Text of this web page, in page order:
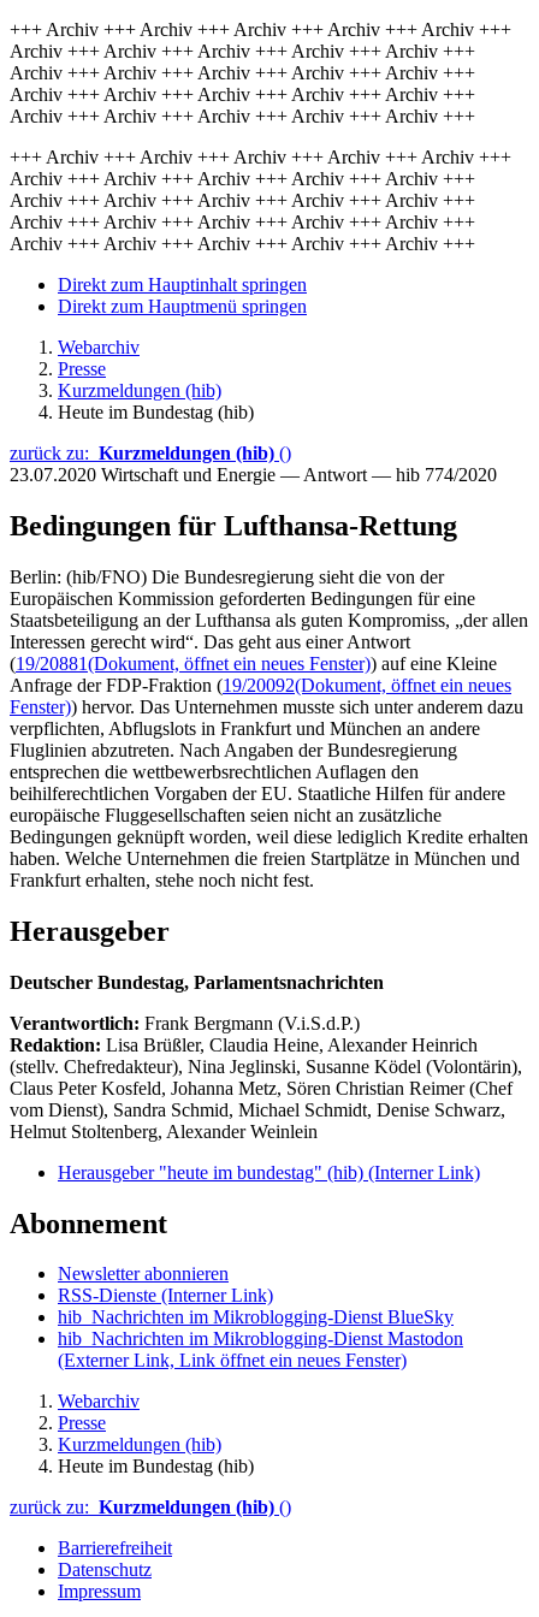
+++ Archiv +++ Archiv +++ Archiv +++ Archiv +++ Archiv +++
Archiv +++ Archiv +++ Archiv +++ Archiv +++ Archiv +++
Archiv +++ Archiv +++ Archiv +++ Archiv +++ Archiv +++
Archiv +++ Archiv +++ Archiv +++ Archiv +++ Archiv +++
Archiv +++ Archiv +++ Archiv +++ Archiv +++ Archiv +++
+++ Archiv +++ Archiv +++ Archiv +++ Archiv +++ Archiv +++
Archiv +++ Archiv +++ Archiv +++ Archiv +++ Archiv +++
Archiv +++ Archiv +++ Archiv +++ Archiv +++ Archiv +++
Archiv +++ Archiv +++ Archiv +++ Archiv +++ Archiv +++
Archiv +++ Archiv +++ Archiv +++ Archiv +++ Archiv +++
Direkt zum Hauptinhalt springen
Direkt zum Hauptmenü springen
Webarchiv
Presse
Kurzmeldungen (hib)
Heute im Bundestag (hib)
zurück zu: Kurzmeldungen (hib) ()
23.07.2020 Wirtschaft und Energie — Antwort — hib 774/2020
Bedingungen für Lufthansa-Rettung
Berlin: (hib/FNO) Die Bundesregierung sieht die von der
Europäischen Kommission geforderten Bedingungen für eine
Staatsbeteiligung an der Lufthansa als guten Kompromiss, „der allen
Interessen gerecht wird“. Das geht aus einer Antwort
(19/20881(Dokument, öffnet ein neues Fenster)) auf eine Kleine
Anfrage der FDP-Fraktion (19/20092(Dokument, öffnet ein neues
Fenster)) hervor. Das Unternehmen musste sich unter anderem dazu
verpflichten, Abflugslots in Frankfurt und München an andere
Fluglinien abzutreten. Nach Angaben der Bundesregierung
entsprechen die wettbewerbsrechtlichen Auflagen den
beihilferechtlichen Vorgaben der EU. Staatliche Hilfen für andere
europäische Fluggesellschaften seien nicht an zusätzliche
Bedingungen geknüpft worden, weil diese lediglich Kredite erhalten
haben. Welche Unternehmen die freien Startplätze in München und
Frankfurt erhalten, stehe noch nicht fest.
Herausgeber
Deutscher Bundestag, Parlamentsnachrichten
Verantwortlich: Frank Bergmann (V.i.S.d.P.)
Redaktion: Lisa Brüßler, Claudia Heine, Alexander Heinrich
(stellv. Chefredakteur), Nina Jeglinski, Susanne Ködel (Volontärin),
Claus Peter Kosfeld, Johanna Metz, Sören Christian Reimer (Chef
vom Dienst), Sandra Schmid, Michael Schmidt, Denise Schwarz,
Helmut Stoltenberg, Alexander Weinlein
Herausgeber "heute im bundestag" (hib) (Interner Link)
Abonnement
Newsletter abonnieren
RSS-Dienste (Interner Link)
hib_Nachrichten im Mikroblogging-Dienst BlueSky
hib_Nachrichten im Mikroblogging-Dienst Mastodon
(Externer Link, Link öffnet ein neues Fenster)
Webarchiv
Presse
Kurzmeldungen (hib)
Heute im Bundestag (hib)
zurück zu: Kurzmeldungen (hib) ()
Barrierefreiheit
Datenschutz
Impressum